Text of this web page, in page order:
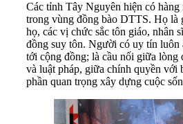
Các tỉnh Tây Nguyên hiện có
trong vùng đồng bào DTTS. Họ là
họ, các vị chức sắc tôn giáo,
đồng suy tôn. Người có uy tín luôn
tới cộng đồng; là cầu nối giữa lòng
và luật pháp, giữa chính quyền với
phần quan trọng xây dựng cuộc